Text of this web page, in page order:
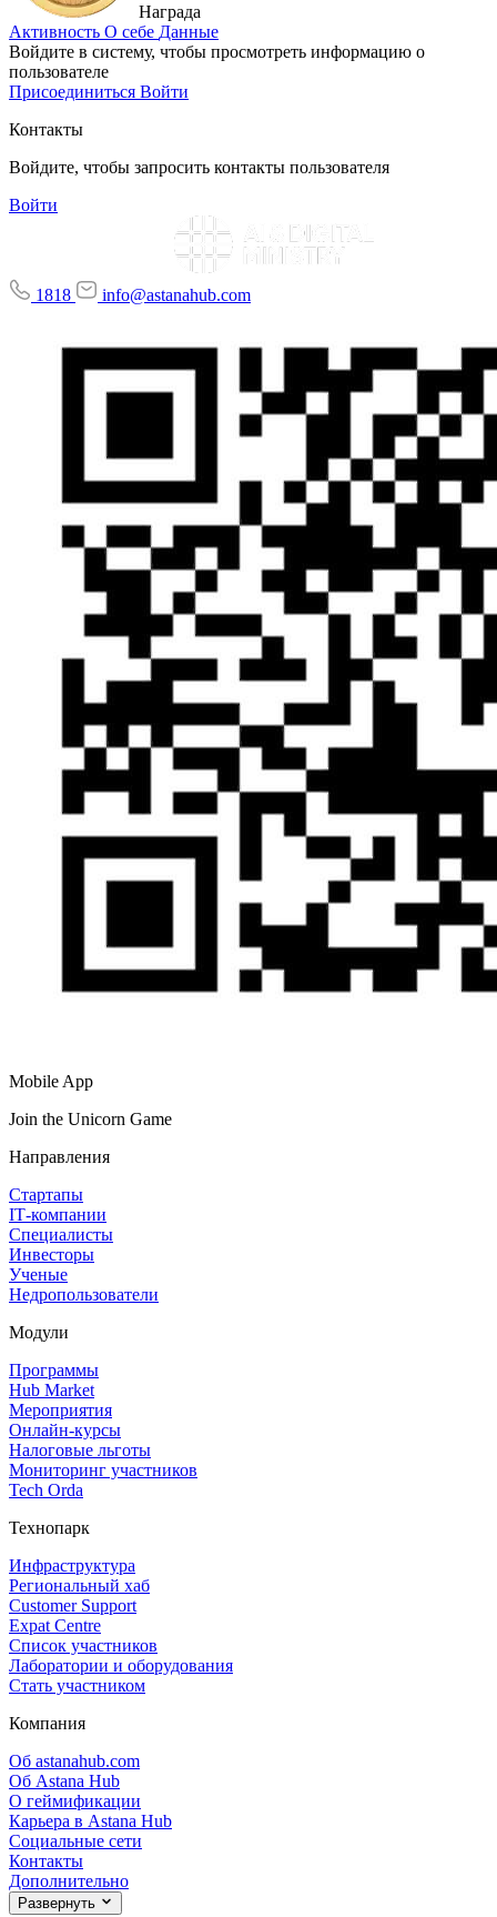
Награда
Активность О себе Данные
Войдите в систему, чтобы просмотреть информацию о
пользователе
Присоединиться Войти
Контакты
Войдите, чтобы запросить контакты пользователя
Войти
1818 info@astanahub.com
Mobile App
Join the Unicorn Game
Направления
Стартапы
IT‑компании
Специалисты
Инвесторы
Ученые
Недропользователи
Модули
Программы
Hub Market
Мероприятия
Онлайн‑курсы
Налоговые льготы
Мониторинг участников
Tech Orda
Технопарк
Инфраструктура
Региональный хаб
Customer Support
Expat Centre
Список участников
Лаборатории и оборудования
Стать участником
Компания
Об astanahub.com
Об Astana Hub
О геймификации
Карьера в Astana Hub
Социальные сети
Контакты
Дополнительно
Развернуть